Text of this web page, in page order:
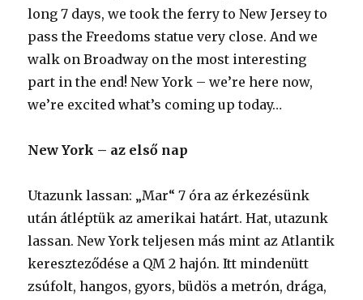
long 7 days, we took the ferry to New Jersey to
pass the Freedoms statue very close. And we
walk on Broadway on the most interesting
part in the end! New York – we’re here now,
we’re excited what’s coming up today…
New York – az első nap
Utazunk lassan: „Mar“ 7 óra az érkezésünk
után átléptük az amerikai határt. Hat, utazunk
lassan. New York teljesen más mint az Atlantik
kereszteződése a QM 2 hajón. Itt mindenütt
zsúfolt, hangos, gyors, büdös a metrón, drága,